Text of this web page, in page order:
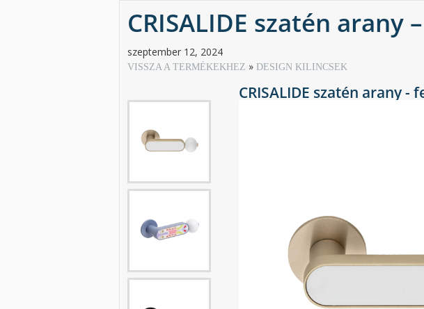
CRISALIDE szatén arany
szeptember 12, 2024
VISSZA A TERMÉKEKHEZ DESIGN KILINCSEK
CRISALIDE szatén arany -